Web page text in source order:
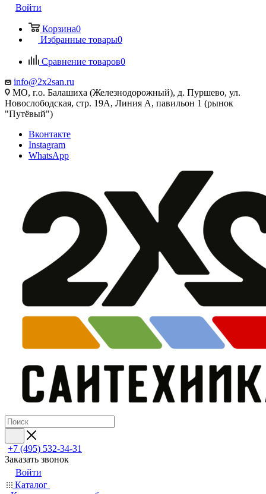
Войти
Корзина0
Избранные товары0
Сравнение товаров0
info@2x2san.ru
МО, г.о. Балашиха (Железнодорожный), д. Пуршево, ул.
Новослободская, стр. 19А, Линия А, павильон 1 (рынок
"Путёвый")
Вконтакте
Instagram
WhatsApp
+7 (495) 532‑34‑31
Заказать звонок
Войти
Каталог